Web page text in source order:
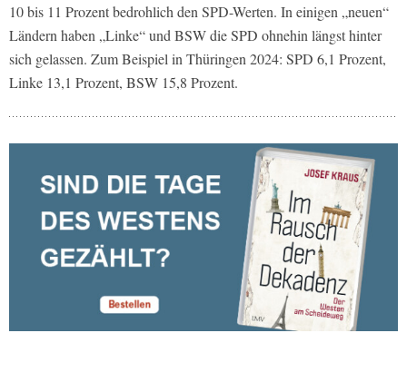
10 bis 11 Prozent bedrohlich den SPD-Werten. In einigen „neuen“
Ländern haben „Linke“ und BSW die SPD ohnehin längst hinter
sich gelassen. Zum Beispiel in Thüringen 2024: SPD 6,1 Prozent,
Linke 13,1 Prozent, BSW 15,8 Prozent.